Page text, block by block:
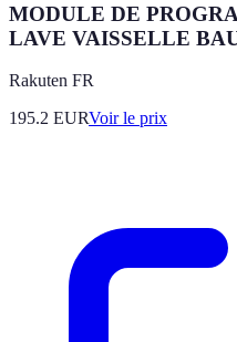
MODULE DE
LAVE VAISSELLE
Rakuten FR
195.2 EURVoir le prix